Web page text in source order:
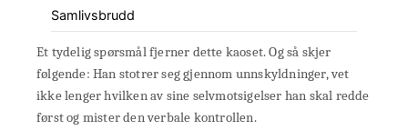
Samlivsbrudd
Et tydelig spørsmål fjerner dette kaoset. Og så skjer
følgende: Han stotrer seg gjennom unnskyldninger, vet
ikke lenger hvilken av sine selvmotsigelser han skal redde
først og mister den verbale kontrollen.